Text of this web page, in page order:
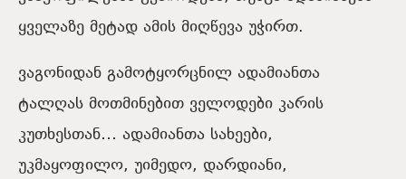
ყველაზე მეტად ამის მიღწევა უჭირთ.
ვაგონიდან გამოტყორცნილ ადამიანთა
ტალღას მოთმინებით ველოდები კარის
კუთხესთან… ადამიანთა სახეები,
უკმაყოფილო, უიმედო, დარდიანი,